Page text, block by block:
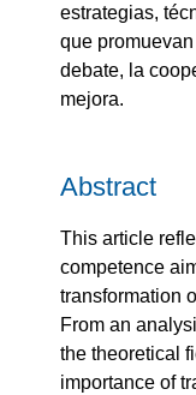
estrategias,
que
debate, la
mejora.
Abstract
This article
competence
transformation
From an
the theoretical
importance of